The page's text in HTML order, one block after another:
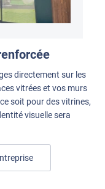
directement sur les
vitrées et vos murs
soit pour des vitrines,
visuelle sera